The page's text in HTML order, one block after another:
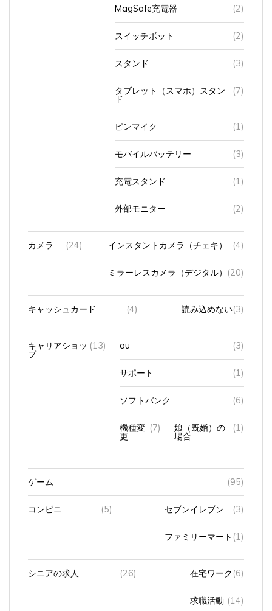
スイッチボット (2)
スタンド (3)
タブレット（スマホ）スタン (7)
ピンマイク (1)
モバイルバッテリー (3)
充電スタンド (1)
外部モニター (2)
カメラ (24) インスタントカメラ（チェキ） (4)
ミラーレスカメラ（デジタル）(20)
キャッシュカード (4) 読み込めない(3)
キャリアショッ(13) au (3)
サポート (1)
ソフトバンク (6)
機種変
更
(7) 娘（既婚）の
場合
(1)
ゲーム (95)
コンビニ (5) セブンイレブン (3)
ファミリーマート(1)
シニアの求人 (26) 在宅ワーク(6)
求職活動 (14)